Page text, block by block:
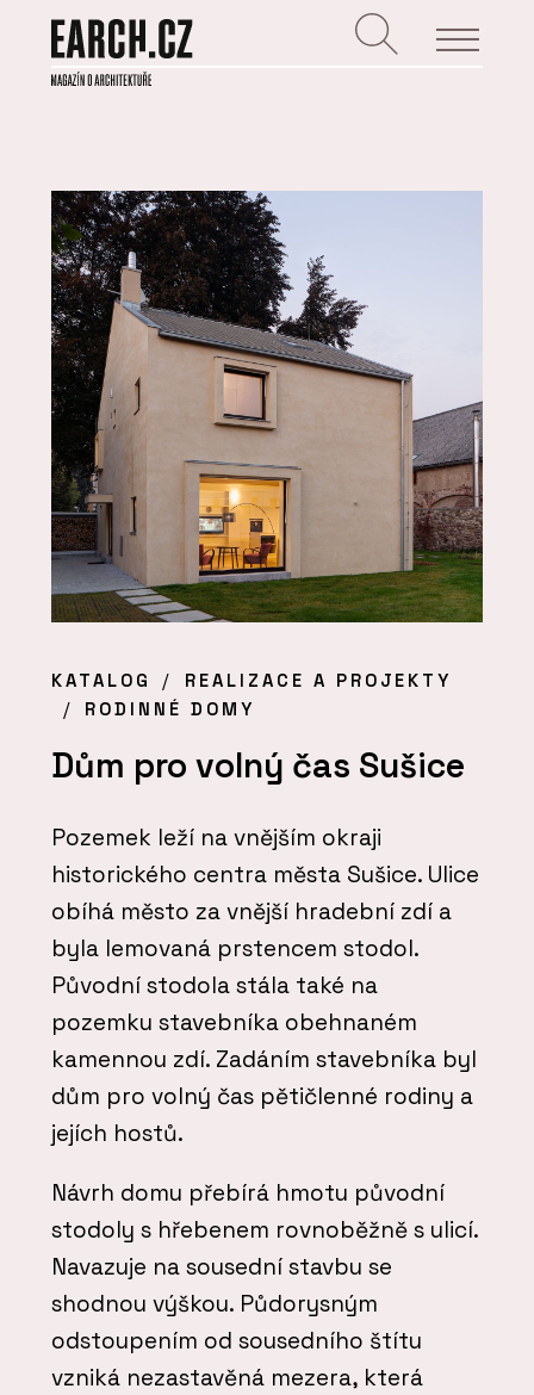
KATALOG
REALIZACE A PROJEKTY
RODINNÉ DOMY
Dům pro volný čas Sušice
Pozemek leží na vnějším okraji
historického centra města Sušice. Ulice
obíhá město za vnější hradební zdí a
byla lemovaná prstencem stodol.
Původní stodola stála také na
pozemku stavebníka obehnaném
kamennou zdí. Zadáním stavebníka byl
dům pro volný čas pětičlenné rodiny a
jejích hostů.
Návrh domu přebírá hmotu původní
stodoly s hřebenem rovnoběžně s ulicí.
Navazuje na sousední stavbu se
shodnou výškou. Půdorysným
odstoupením od sousedního štítu
vzniká nezastavěná mezera, která